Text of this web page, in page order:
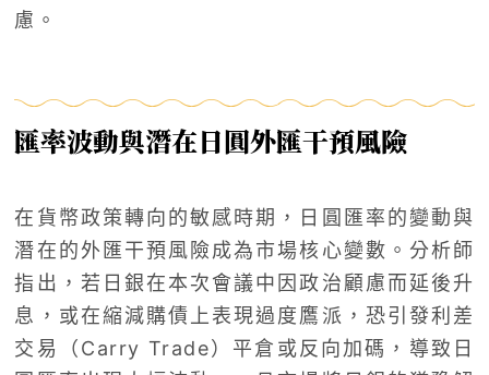
慮。
匯率波動與潛在日圓外匯干預風險
在貨幣政策轉向的敏感時期，日圓匯率的變動與
潛在的外匯干預風險成為市場核心變數。分析師
指出，若日銀在本次會議中因政治顧慮而延後升
息，或在縮減購債上表現過度鷹派，恐引發利差
交易（Carry Trade）平倉或反向加碼，導致日